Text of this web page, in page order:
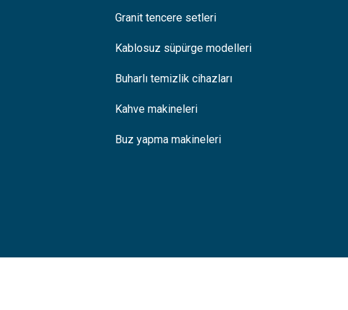
Granit tencere setleri
Kablosuz süpürge modelleri
Buharlı temizlik cihazları
Kahve makineleri
Buz yapma makineleri